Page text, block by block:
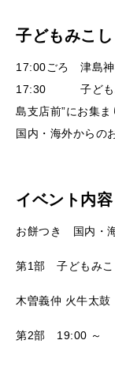
子どもみこし
17:00ごろ 津島神
17:30 子どもみ
島支店前”にお集ま
国内・海外からの
イベント内容
お餅つき 国内・
第1部 子どもみこ
木曽義仲 火牛太
第2部 19:00 ～